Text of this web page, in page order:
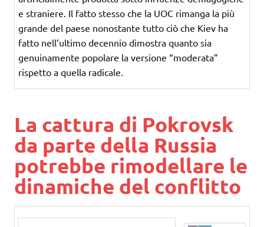
e straniere. Il fatto stesso che la UOC rimanga la più
grande del paese nonostante tutto ciò che Kiev ha
fatto nell’ultimo decennio dimostra quanto sia
genuinamente popolare la versione “moderata”
rispetto a quella radicale.
La cattura di Pokrovsk
da parte della Russia
potrebbe rimodellare le
dinamiche del conflitto